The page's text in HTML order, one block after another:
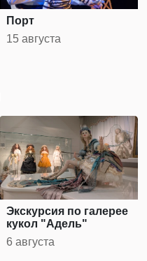
Порт
15 августа
Экскурсия по галерее
кукол "Адель"
6 августа